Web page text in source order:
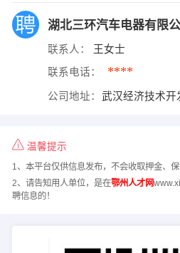
湖北三环汽车电器有限
联系人： 王女士
联系电话： ****
公司地址： 武汉经济技术开
温馨提示
1、本平台仅供信息发布，不会收取押金、保
2、请告知用人单位，是在鄂州人才网
聘信息的！